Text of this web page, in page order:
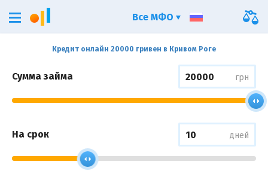
Кредит онлайн 20000 гривен в Кривом Роге
Сумма займа грн
На срок дней
Все МФО